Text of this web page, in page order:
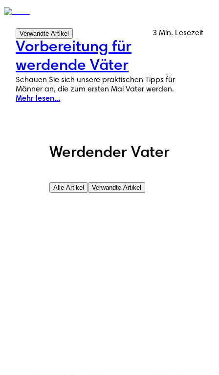
Verwandte Artikel 3 Min. Lesezeit
Vorbereitung für
werdende Väter
Schauen Sie sich unsere praktischen Tipps für
Männer an, die zum ersten Mal Vater werden.
Mehr lesen...
Werdender Vater
Alle Artikel Verwandte Artikel